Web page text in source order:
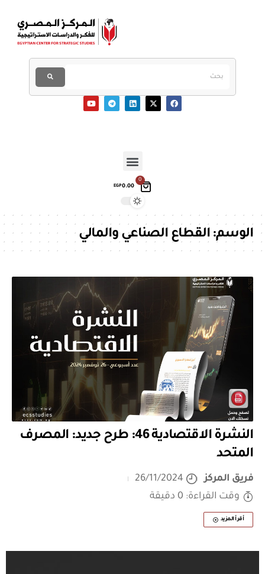
0
EGP0.00
الوسم:القطاع الصناعي والمالي
النشرة الاقتصادية 46: طرح جديد: المصرف
المتحد
فريق المركز
26/11/2024
وقت القراءة: 0 دقيقة
أقرأ المزيد